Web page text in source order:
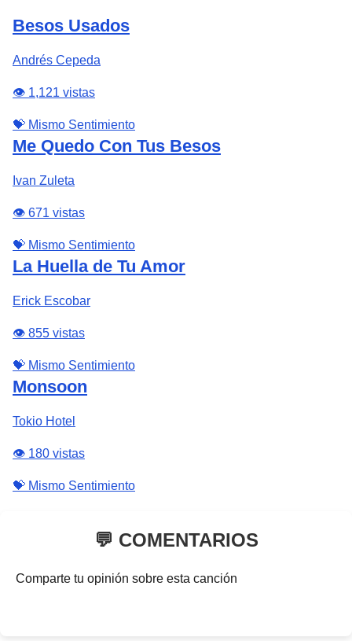
Besos Usados
Andrés Cepeda
👁️ 1,121 vistas
💝 Mismo Sentimiento
Me Quedo Con Tus Besos
Ivan Zuleta
👁️ 671 vistas
💝 Mismo Sentimiento
La Huella de Tu Amor
Erick Escobar
👁️ 855 vistas
💝 Mismo Sentimiento
Monsoon
Tokio Hotel
👁️ 180 vistas
💝 Mismo Sentimiento
💬 COMENTARIOS
Comparte tu opinión sobre esta canción